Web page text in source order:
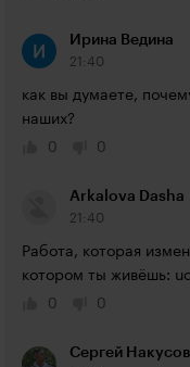
Ирина Ведина
21:40
как вы думаете,
наших?
0
0
Arkalova Dasha
21:40
Работа, которая
котором ты живёшь:
0
0
Сергей Накусов